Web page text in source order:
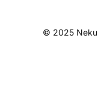
© 2025